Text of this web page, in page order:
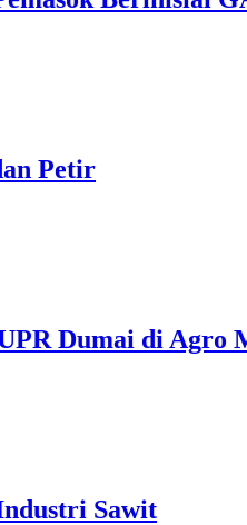
Petir
Dumai di Agro
Sawit